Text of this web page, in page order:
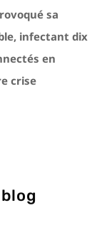
sa
infectant dix
en
crise